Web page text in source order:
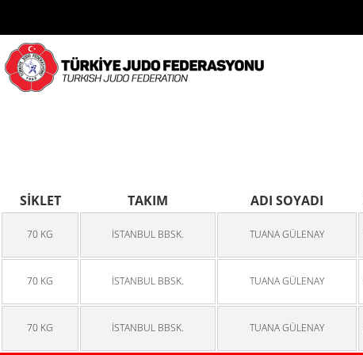
SİKLET TAKIM ADI SOYADI
70 KG İSTANBUL BBSK. TUANA GÜLENAY
70 KG İSTANBUL BBSK. TUANA GÜLENAY
70 KG İSTANBUL BBSK. TUANA GÜLENAY